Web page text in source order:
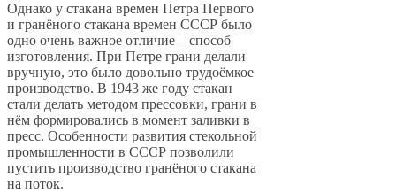
Однако у стакана времен Петра Первого
и гранёного стакана времен СССР было
одно очень важное отличие – способ
изготовления. При Петре грани делали
вручную, это было довольно трудоёмкое
производство. В 1943 же году стакан
стали делать методом прессовки, грани в
нём формировались в момент заливки в
пресс. Особенности развития стекольной
промышленности в СССР позволили
пустить производство гранёного стакана
на поток.